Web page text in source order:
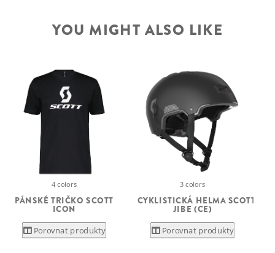
YOU MIGHT ALSO LIKE
4 colors
PÁNSKÉ TRIČKO SCOTT
ICON
Porovnat produkty
3 colors
CYKLISTICKÁ HELMA SCOTT
JIBE (CE)
Porovnat produkty